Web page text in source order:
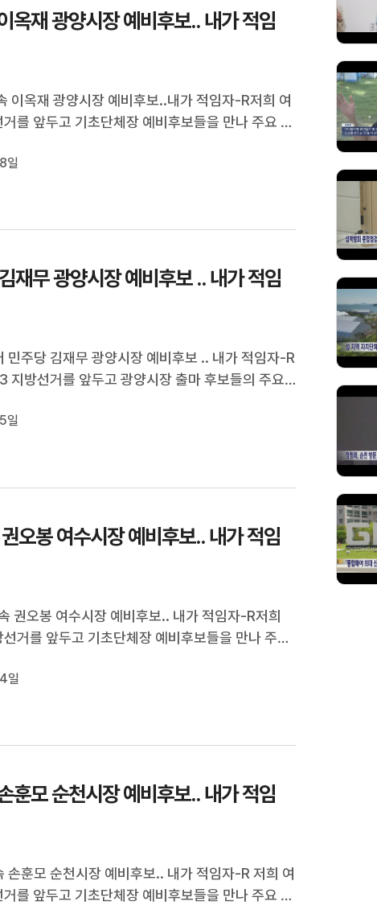
재 광양시장 예비후보.. 내가 적임
이옥재 광양시장 예비후보..내가 적임자-R저희 여
를 앞두고 기초단체장 예비후보들을 만나 주요 현
김종수 기자가 만나봤습니다.
일
무 광양시장 예비후보 .. 내가 적임
민주당 김재무 광양시장 예비후보 .. 내가 적임자-R
지방선거를 앞두고 광양시장 출마 후보들의 주요
자입니다.
일
봉 여수시장 예비후보.. 내가 적임
권오봉 여수시장 예비후보.. 내가 적임자-R저희
거를 앞두고 기초단체장 예비후보들을 만나 주요
종수 기자가 만나봤습니다.
일
모 순천시장 예비후보.. 내가 적임
손훈모 순천시장 예비후보.. 내가 적임자-R 저희 여
를 앞두고 기초단체장 예비후보들을 만나 주요 현